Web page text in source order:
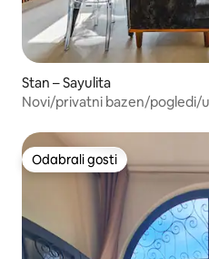
Stan – Sayulita
Novi/privatni bazen/pogledi/
Odabrali gosti
Odabrali gosti